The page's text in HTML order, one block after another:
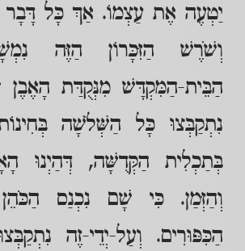
יַטְעֶה אֶת עַצְמוֹ. אַךְ כָּל
וְשֹׁרֶשׁ הַזִּכָּרוֹן הַזֶּה
הַבֵּית-הַמִּקְדָּשׁ מִנְּקֻדַּת
נִתְקַבְּצוּ כָּל הַשְּׁלֹשָׁה
בְּתַכְלִית הַקְּדֻשָּׁה, דְּהַיְנוּ
וְהַזְּמַן. כִּי שָׁם נִכְנַס
הַכִּפּוּרִים. וְעַל-יְדֵי-זֶה